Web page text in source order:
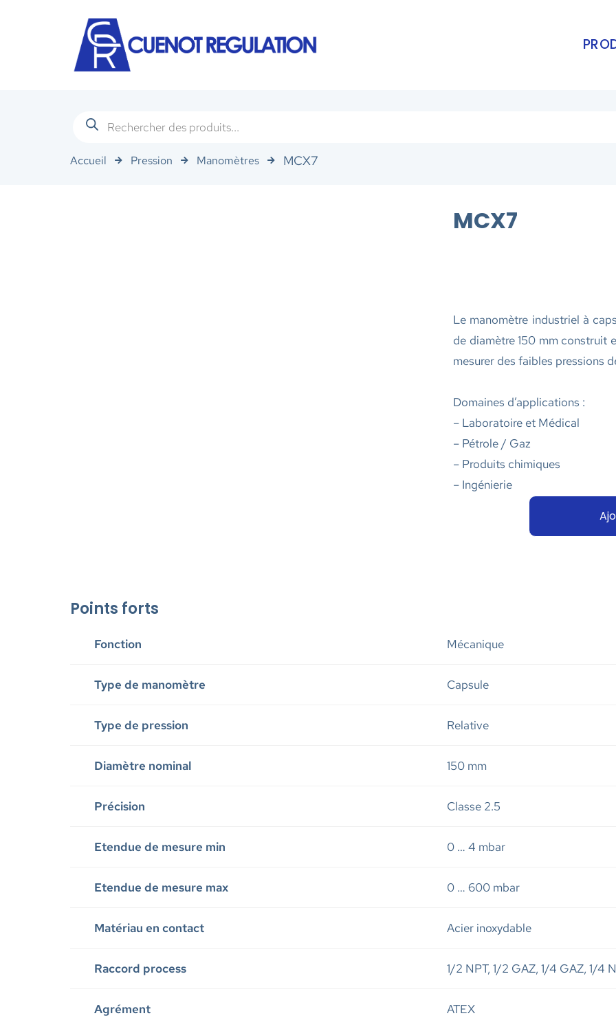
Accueil Pression Manomètres MCX7
MCX7
Le manomètre industriel à
de diamètre 150 mm construit
mesurer des faibles pressions
Domaines d’applications :
– Laboratoire et Médical
– Pétrole / Gaz
– Produits chimiques
– Ingénierie
Points forts
Fonction Mécanique
Type de manomètre Capsule
Type de pression Relative
Diamètre nominal 150 mm
Précision Classe 2.5
Etendue de mesure min 0 … 4 mbar
Etendue de mesure max 0 … 600 mbar
Matériau en contact Acier inoxydable
Raccord process 1/2 NPT, 1/2 GAZ, 1/4 GAZ, 1/4
Agrément ATEX